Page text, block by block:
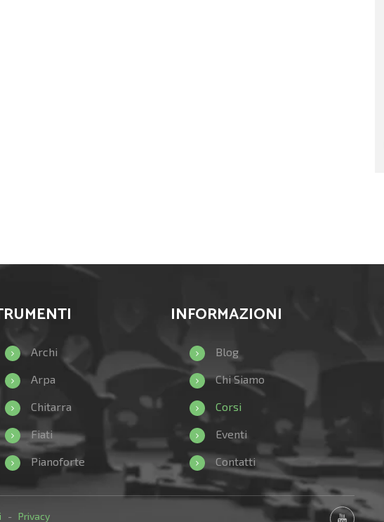
Archi
Arpa
Chitarra
Fiati
Pianoforte
INFORMAZIONI
Blog
Chi Siamo
Corsi
Eventi
Contatti
- Privacy